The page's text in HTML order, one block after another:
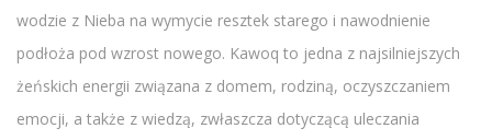
wodzie z Nieba na wymycie resztek starego i nawodnienie
podłoża pod wzrost nowego. Kawoq to jedna z najsilniejszych
żeńskich energii związana z domem, rodziną, oczyszczaniem
emocji, a także z wiedzą, zwłaszcza dotyczącą uleczania